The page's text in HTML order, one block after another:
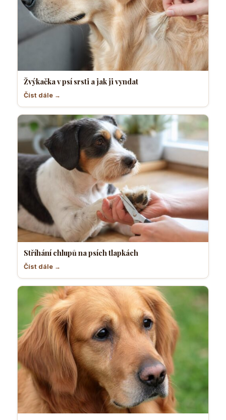
Žvýkačka v psí srsti a jak ji vyndat
Číst dále →
Stříhání chlupů na psích tlapkách
Číst dále →